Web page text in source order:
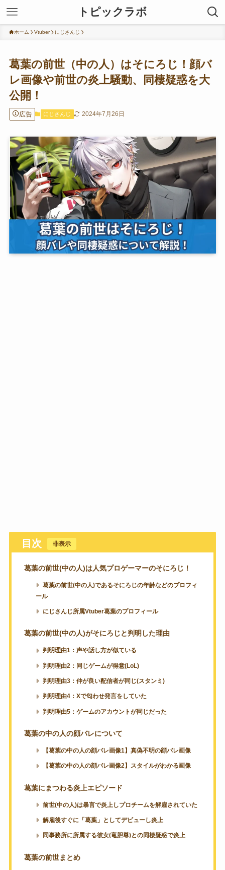
トピックラボ
ホーム Vtuber にじさんじ
葛葉の前世（中の人）はそにろじ！顔バ
レ画像や前世の炎上騒動、同棲疑惑を大
公開！
広告 にじさんじ 2024年7月26日
目次 [非表示
葛葉の前世(中の人)は人気プロゲーマーのそにろじ！
葛葉の前世(中の人)であるそにろじの年齢などのプロフィ
ール
にじさんじ所属Vtuber葛葉のプロフィール
葛葉の前世(中の人)がそにろじと判明した理由
判明理由1：声や話し方が似ている
判明理由2：同じゲームが得意(LoL)
判明理由3：仲が良い配信者が同じ(スタンミ)
判明理由4：Xで匂わせ発言をしていた
判明理由5：ゲームのアカウントが同じだった
葛葉の中の人の顔バレについて
【葛葉の中の人の顔バレ画像1】真偽不明の顔バレ画像
【葛葉の中の人の顔バレ画像2】スタイルがわかる画像
葛葉にまつわる炎上エピソード
前世(中の人)は暴言で炎上しプロチームを解雇されていた
解雇後すぐに「葛葉」としてデビューし炎上
同事務所に所属する彼女(竜胆尊)との同棲疑惑で炎上
葛葉の前世まとめ